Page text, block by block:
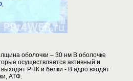
оболочки – 30 нм В оболочке
осуществляется активный и
РНК и белки - В ядро входят
АТФ.